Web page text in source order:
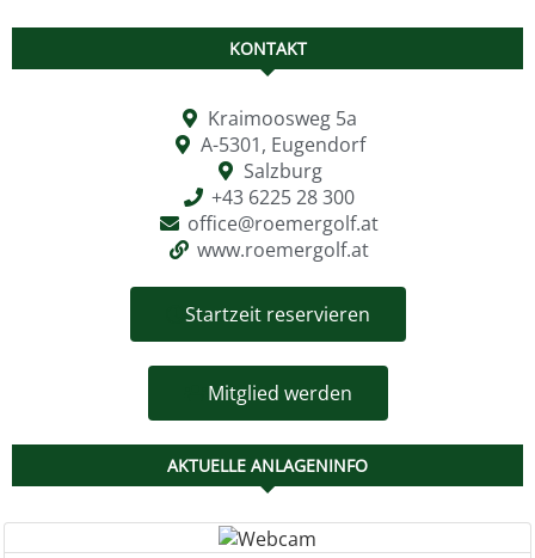
KONTAKT
Kraimoosweg 5a
A-5301, Eugendorf
Salzburg
+43 6225 28 300
office@roemergolf.at
www.roemergolf.at
Startzeit reservieren
Mitglied werden
AKTUELLE ANLAGENINFO